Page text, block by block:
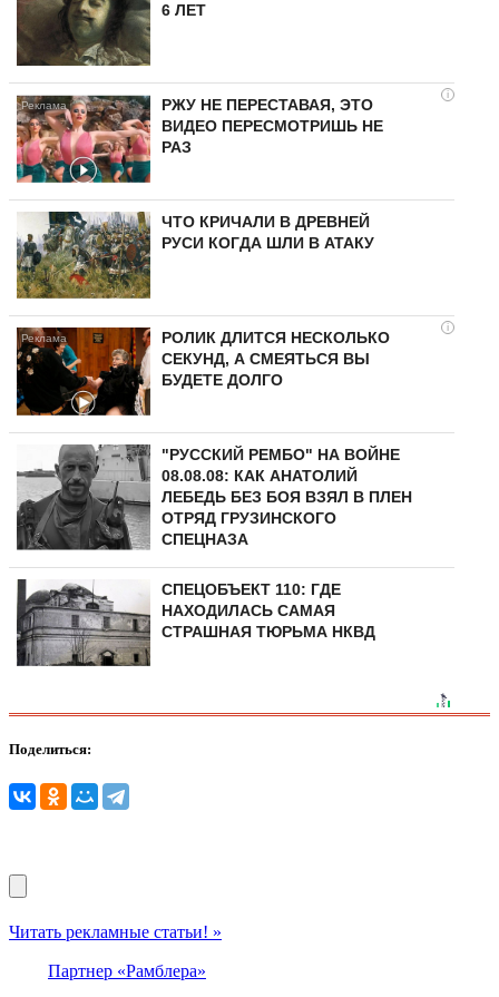
6 ЛЕТ
i
РЖУ НЕ ПЕРЕСТАВАЯ, ЭТО
ВИДЕО ПЕРЕСМОТРИШЬ НЕ
РАЗ
ЧТО КРИЧАЛИ В ДРЕВНЕЙ
РУСИ КОГДА ШЛИ В АТАКУ
i
РОЛИК ДЛИТСЯ НЕСКОЛЬКО
СЕКУНД, А СМЕЯТЬСЯ ВЫ
БУДЕТЕ ДОЛГО
"РУССКИЙ РЕМБО" НА ВОЙНЕ
08.08.08: КАК АНАТОЛИЙ
ЛЕБЕДЬ БЕЗ БОЯ ВЗЯЛ В ПЛЕН
ОТРЯД ГРУЗИНСКОГО
СПЕЦНАЗА
СПЕЦОБЪЕКТ 110: ГДЕ
НАХОДИЛАСЬ САМАЯ
СТРАШНАЯ ТЮРЬМА НКВД
Поделиться:
Читать рекламные статьи! »
Партнер «Рамблера»